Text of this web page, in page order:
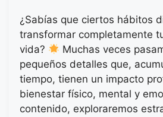
¿Sabías que ciertos hábitos
transformar completamente
vida?
Muchas veces
pequeños detalles que,
tiempo, tienen un impacto
bienestar físico, mental y
contenido, exploraremos